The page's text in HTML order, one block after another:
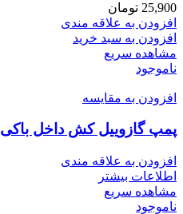
25,900 تومان
افزودن به علاقه مندی
افزودن به سبد خرید
مشاهده سریع
ناموجود
افزودن به مقایسه
پمپ گازوییل کش داخل باکی
افزودن به علاقه مندی
اطلاعات بیشتر
مشاهده سریع
ناموجود